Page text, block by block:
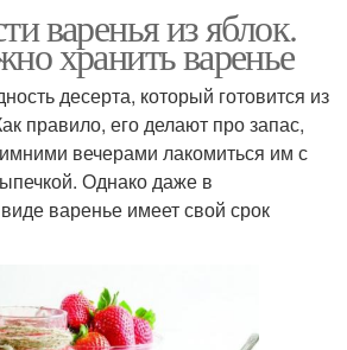
варенья из яблок.
хранить варенье
десерта, который готовится из
правило, его делают про запас,
вечерами лакомиться им с
Однако даже в
варенье имеет свой срок